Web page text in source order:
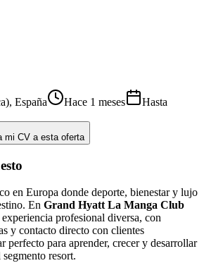
, España Hace 1 meses
Hasta
mi CV a esta oferta
en Europa donde deporte, bienestar y lujo
En Grand Hyatt La Manga Club
profesional diversa, con
y contacto directo con clientes
perfecto para aprender, crecer y desarrollar
resort.